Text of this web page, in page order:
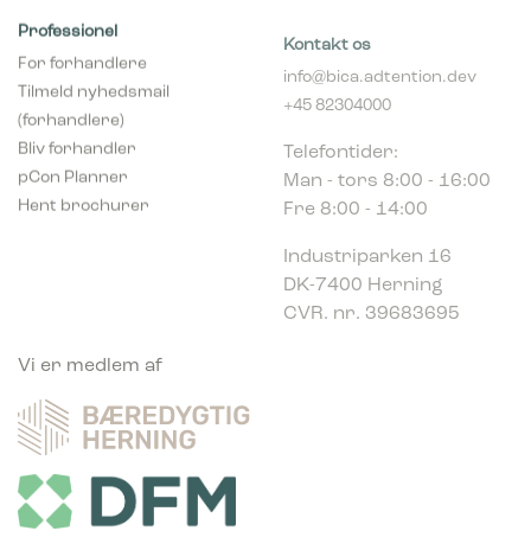
(forhandlere)
Bliv forhandler
Hent brochurer
info@bica.adtention.dev
+45 82304000
Man - tors 8:00 - 16:00
Fre 8:00 - 14:00
DK-7400 Herning
CVR. nr. 39683695
Vi er medlem af